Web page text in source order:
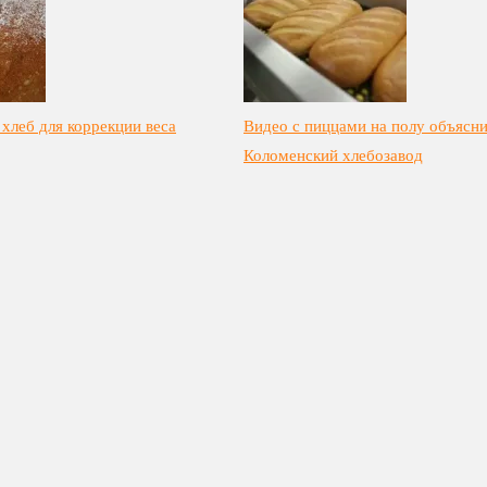
для коррекции веса
Видео с пиццами на полу
Коломенский хлебозавод